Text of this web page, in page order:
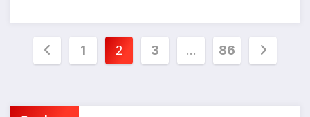
Seitennummerierung
Beiträge
1 2 3 … 86